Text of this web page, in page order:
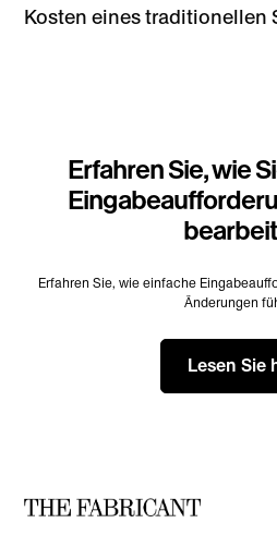
Kosten eines traditionellen
Erfahren Sie, wie
Erfahren Sie, wie einfache
Änderungen
Lesen Sie